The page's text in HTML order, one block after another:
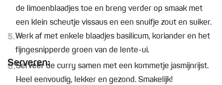
de limoenblaadjes toe en breng verder op smaak met
een klein scheutje vissaus en een snuifje zout en suiker.
5.Werk af met enkele blaadjes basilicum, koriander en het
fijngesnipperde groen van de lente-ui.
Serveren:
6.Serveer de curry samen met een kommetje jasmijnrijst.
Heel eenvoudig, lekker en gezond. Smakelijk!